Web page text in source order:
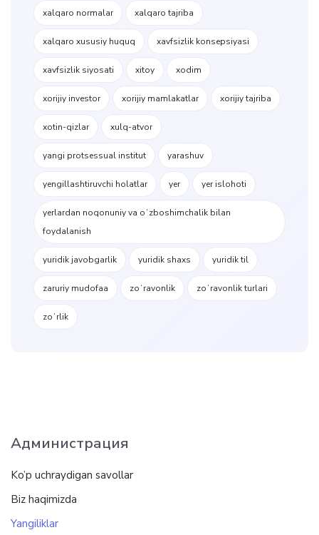
xalqaro normalar xalqaro tajriba
xalqaro xususiy huquq xavfsizlik konsepsiyasi
xavfsizlik siyosati xitoy xodim
xorijiy investor xorijiy mamlakatlar xorijiy tajriba
xotin-qizlar xulq-atvor
yangi protsessual institut yarashuv
yengillashtiruvchi holatlar yer yer islohoti
yerlardan noqonuniy va oʻzboshimchalik bilan
foydalanish
yuridik javobgarlik yuridik shaxs yuridik til
zaruriy mudofaa zoʻravonlik zoʻravonlik turlari
zoʻrlik
Администрация
Ko’p uchraydigan savollar
Biz haqimizda
Yangiliklar